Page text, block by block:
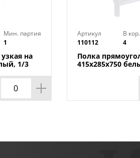
Мин. партия
1
на
1/3
Артикул
110112
В кор.
4
Полка
415х285х750